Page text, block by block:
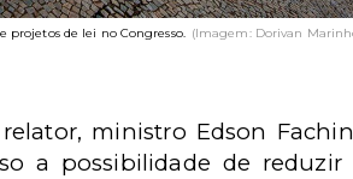
projetos de lei no Congresso. (Imagem: Dorivan
ministro Edson
a possibilidade de reduzir